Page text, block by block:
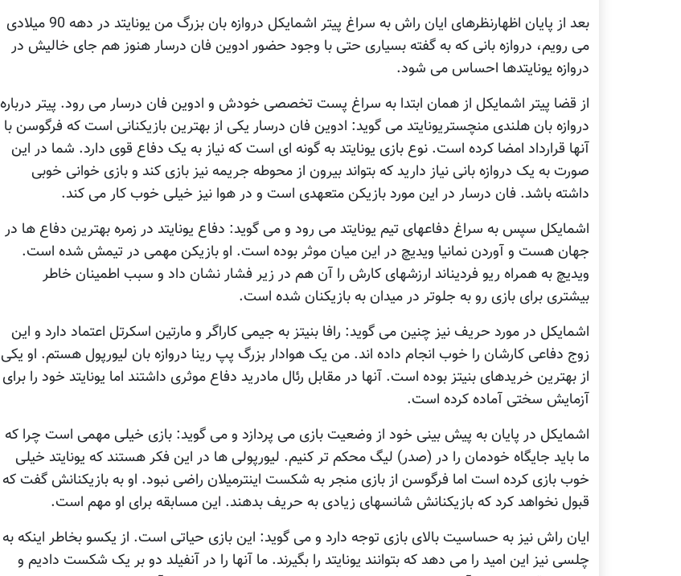
بعد از پایان اظهارنظرهای ایان راش به سراغ پیتر اشمایکل دروازه بان بزرگ من یونایتد در دهه 90 میلادی
می رویم، دروازه بانی که به گفته بسیاری حتی با وجود حضور ادوین فان درسار هنوز هم جای خالیش در
دروازه یونایتدها احساس می شود.
از قضا پیتر اشمایکل از همان ابتدا به سراغ پست تخصصی خودش و ادوین فان درسار می رود. پیتر درباره
دروازه بان هلندی منچستریونایتد می گوید: ادوین فان درسار یکی از بهترین بازیکنانی است که فرگوسن با
آنها قرارداد امضا کرده است. نوع بازی یونایتد به گونه ای است که نیاز به یک دفاع قوی دارد. شما در این
صورت به یک دروازه بانی نیاز دارید که بتواند بیرون از محوطه جریمه نیز بازی کند و بازی خوانی خوبی
داشته باشد. فان درسار در این مورد بازیکن متعهدی است و در هوا نیز خیلی خوب کار می کند.
اشمایکل سپس به سراغ دفاعهای تیم یونایتد می رود و می گوید: دفاع یونایتد در زمره بهترین دفاع ها در
جهان هست و آوردن نمانیا ویدیچ در این میان موثر بوده است. او بازیکن مهمی در تیمش شده است.
ویدیچ به همراه ریو فردیناند ارزشهای کارش را آن هم در زیر فشار نشان داد و سبب اطمینان خاطر
بیشتری برای بازی رو به جلوتر در میدان به بازیکنان شده است.
اشمایکل در مورد حریف نیز چنین می گوید: رافا بنیتز به جیمی کاراگر و مارتین اسکرتل اعتماد دارد و این
زوج دفاعی کارشان را خوب انجام داده اند. من یک هوادار بزرگ پپ رینا دروازه بان لیورپول هستم. او یکی
از بهترین خریدهای بنیتز بوده است. آنها در مقابل رئال مادرید دفاع موثری داشتند اما یونایتد خود را برای
آزمایش سختی آماده کرده است.
اشمایکل در پایان به پیش بینی خود از وضعیت بازی می پردازد و می گوید: بازی خیلی مهمی است چرا که
ما باید جایگاه خودمان را در (صدر) لیگ محکم تر کنیم. لیورپولی ها در این فکر هستند که یونایتد خیلی
خوب بازی کرده است اما فرگوسن از بازی منجر به شکست اینترمیلان راضی نبود. او به بازیکنانش گفت که
قبول نخواهد کرد که بازیکنانش شانسهای زیادی به حریف بدهند. این مسابقه برای او مهم است.
ایان راش نیز به حساسیت بالای بازی توجه دارد و می گوید: این بازی حیاتی است. از یکسو بخاطر اینکه به
چلسی نیز این امید را می دهد که بتوانند یونایتد را بگیرند. ما آنها را در آنفیلد دو بر یک شکست دادیم و